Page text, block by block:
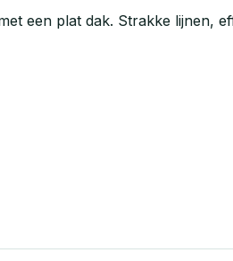
een plat dak. Strakke lijnen,